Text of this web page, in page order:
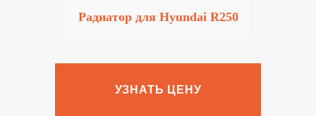
Радиатор для Hyundai R250
УЗНАТЬ ЦЕНУ